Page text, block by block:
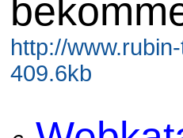
http://
409.6kb